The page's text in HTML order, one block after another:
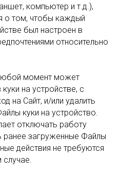
компьютер и т.д.),
о том, чтобы каждый
был настроен в
относительно
момент может
на устройстве, с
на Сайт, и/или удалить
куки на устройство.
отключать работу
ранее загруженные Файлы
действия не требуются
случае.